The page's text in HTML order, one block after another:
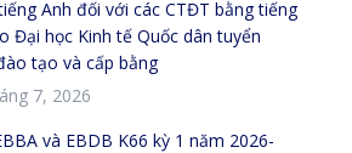
Anh đối với các CTĐT bằng tiếng
Đại học Kinh tế Quốc dân tuyển
tạo và cấp bằng
7, 2026
và EBDB K66 kỳ 1 năm 2026-